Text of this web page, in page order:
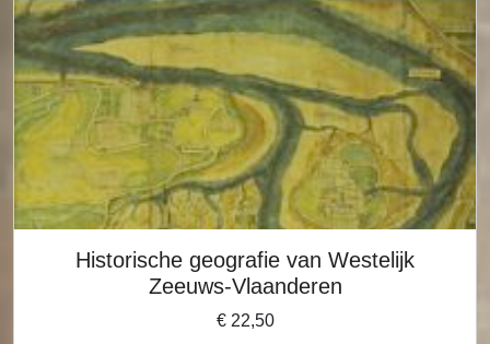
Historische geografie van Westelijk
Zeeuws-Vlaanderen
€22,50